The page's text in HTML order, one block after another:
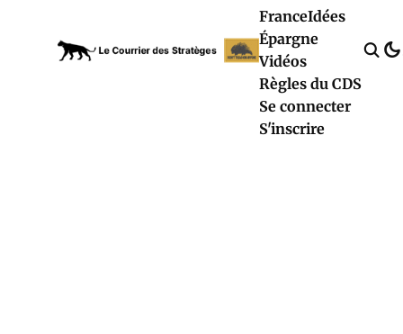
FranceIdées
Épargne
Vidéos
Règles du CDS
Se connecter
S'inscrire